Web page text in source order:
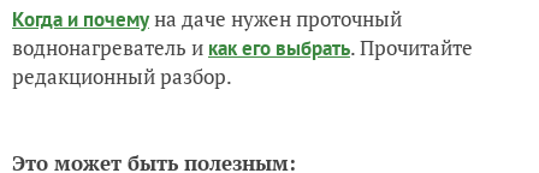
Когда и почемуна даче нужен проточный
воднонагреватель и как его выбрать. Прочитайте
редакционный разбор.
Это может быть полезным: